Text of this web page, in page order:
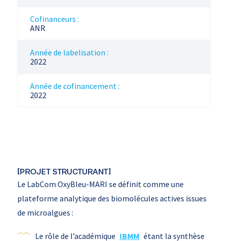
Cofinanceurs :
ANR
Année de labelisation :
2022
Année de cofinancement :
2022
[PROJET STRUCTURANT]
Le LabCom OxyBleu-MARI se définit comme une
plateforme analytique des biomolécules actives issues
de microalgues :
Le rôle de l’académique IBMM étant la synthèse